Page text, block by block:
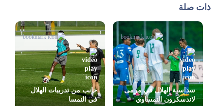
ذات صلة
سداسية الهلال في مرمى
لاندسكرون النمساوي
جانب من تدريبات الهلال
في النمسا